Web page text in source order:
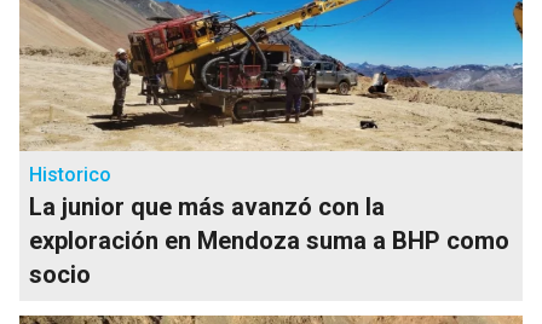
Historico
La junior que más avanzó con la
exploración en Mendoza suma a BHP como
socio